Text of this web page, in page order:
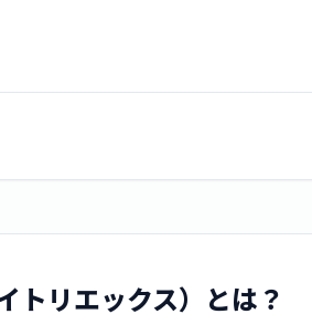
イトリエックス）とは？